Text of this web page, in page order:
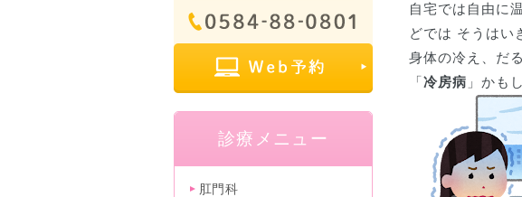
自宅では自由に
どでは そうはい
身体の冷え、だ
「冷房病 」かも
診療メニュー
肛門科